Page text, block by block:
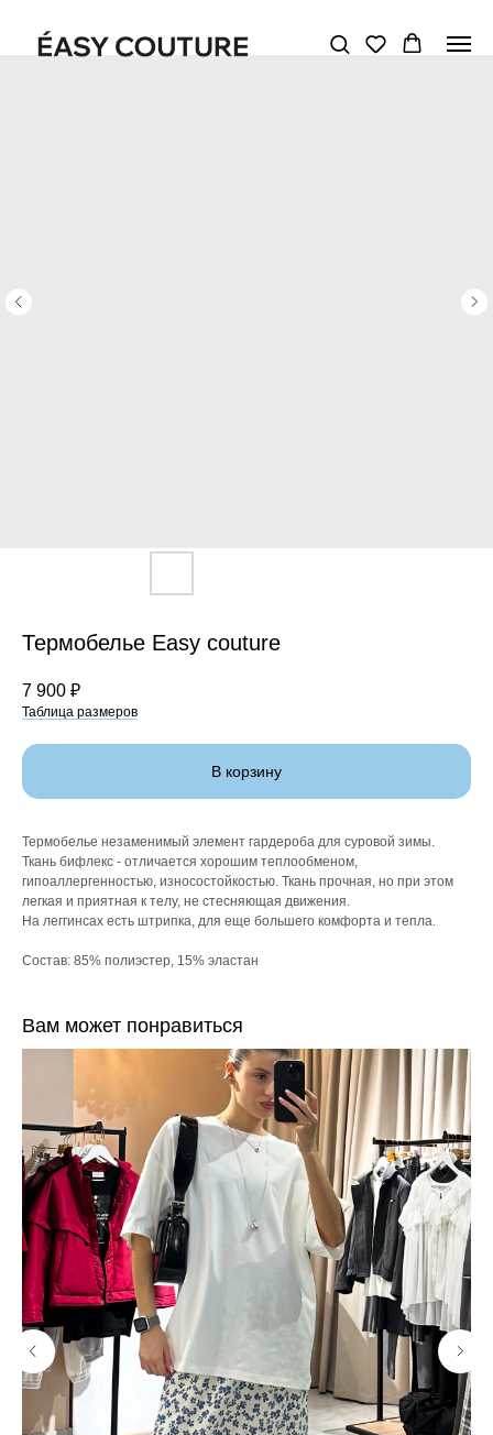
Термобелье Easy couture
7 900 ₽
Таблица размеров
В корзину
Термобелье незаменимый элемент гардероба для суровой зимы.
Ткань бифлекс - отличается хорошим теплообменом,
гипоаллергенностью, износостойкостью. Ткань прочная, но при этом
легкая и приятная к телу, не стесняющая движения.
На леггинсах есть штрипка, для еще большего комфорта и тепла.
Состав: 85% полиэстер, 15% эластан
Вам может понравиться